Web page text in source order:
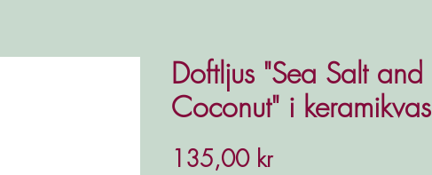
Doftljus "Sea Salt and
Coconut" i keramikvas
135,00 krPris